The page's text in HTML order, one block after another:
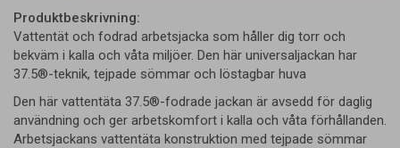
Produktbeskrivning:
Vattentät och fodrad arbetsjacka som håller dig torr och
bekväm i kalla och våta miljöer. Den här universaljackan har
37.5®-teknik, tejpade sömmar och löstagbar huva
Den här vattentäta 37.5®-fodrade jackan är avsedd för daglig
användning och ger arbetskomfort i kalla och våta förhållanden.
Arbetsjackans vattentäta konstruktion med tejpade sömmar